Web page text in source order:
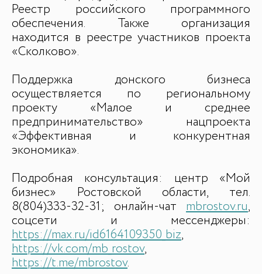
Реестр российского программного
обеспечения. Также организация
находится в реестре участников проекта
«Сколково».
Поддержка донского бизнеса
осуществляется по региональному
проекту «Малое и среднее
предпринимательство» нацпроекта
«Эффективная и конкурентная
экономика».
Подробная консультация: центр «Мой
бизнес» Ростовской области, тел.
8(804)333-32-31; онлайн-чат mbrostov.ru,
соцсети и мессенджеры:
https://max.ru/id6164109350_biz,
https://vk.com/mb_rostov,
https://t.me/mbrostov.